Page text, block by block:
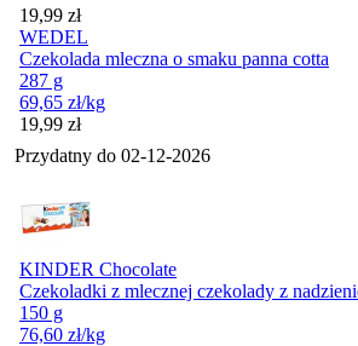
Cena
19,99 zł
WEDEL
Czekolada mleczna o smaku panna cotta
287 g
69,65 zł/kg
Cena
19,99 zł
Przydatny do 02-12-2026
KINDER Chocolate
Czekoladki z mlecznej czekolady z
150 g
76,60 zł/kg